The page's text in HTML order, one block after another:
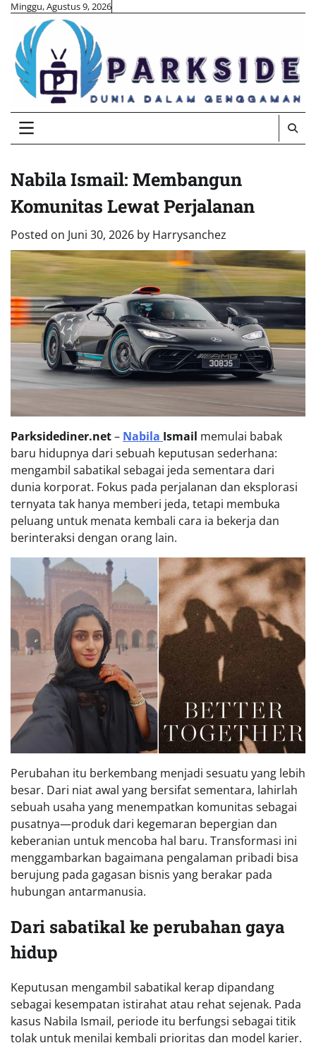
Skip
content
Minggu, Agustus 9, 2026
Nabila Ismail: Membangun
Komunitas Lewat Perjalanan
Posted on Juni 30, 2026 by Harrysanchez
Parksidediner.net– Nabila Ismail memulai babak
baru hidupnya dari sebuah keputusan sederhana:
mengambil sabatikal sebagai jeda sementara dari
dunia korporat. Fokus pada perjalanan dan eksplorasi
ternyata tak hanya memberi jeda, tetapi membuka
peluang untuk menata kembali cara ia bekerja dan
berinteraksi dengan orang lain.
Perubahan itu berkembang menjadi sesuatu yang lebih
besar. Dari niat awal yang bersifat sementara, lahirlah
sebuah usaha yang menempatkan komunitas sebagai
pusatnya—produk dari kegemaran bepergian dan
keberanian untuk mencoba hal baru. Transformasi ini
menggambarkan bagaimana pengalaman pribadi bisa
berujung pada gagasan bisnis yang berakar pada
hubungan antarmanusia.
Dari sabatikal ke perubahan gaya
hidup
Keputusan mengambil sabatikal kerap dipandang
sebagai kesempatan istirahat atau rehat sejenak. Pada
kasus Nabila Ismail, periode itu berfungsi sebagai titik
tolak untuk menilai kembali prioritas dan model karier.